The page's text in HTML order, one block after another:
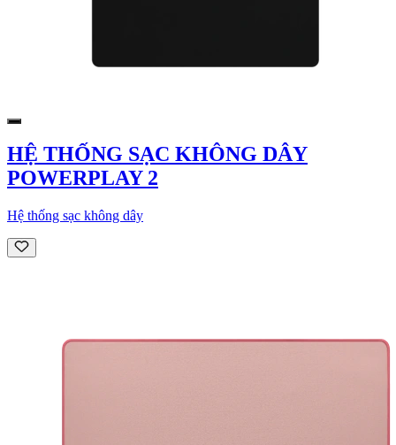
HỆ THỐNG SẠC KHÔNG DÂY
POWERPLAY 2
Hệ thống sạc không dây